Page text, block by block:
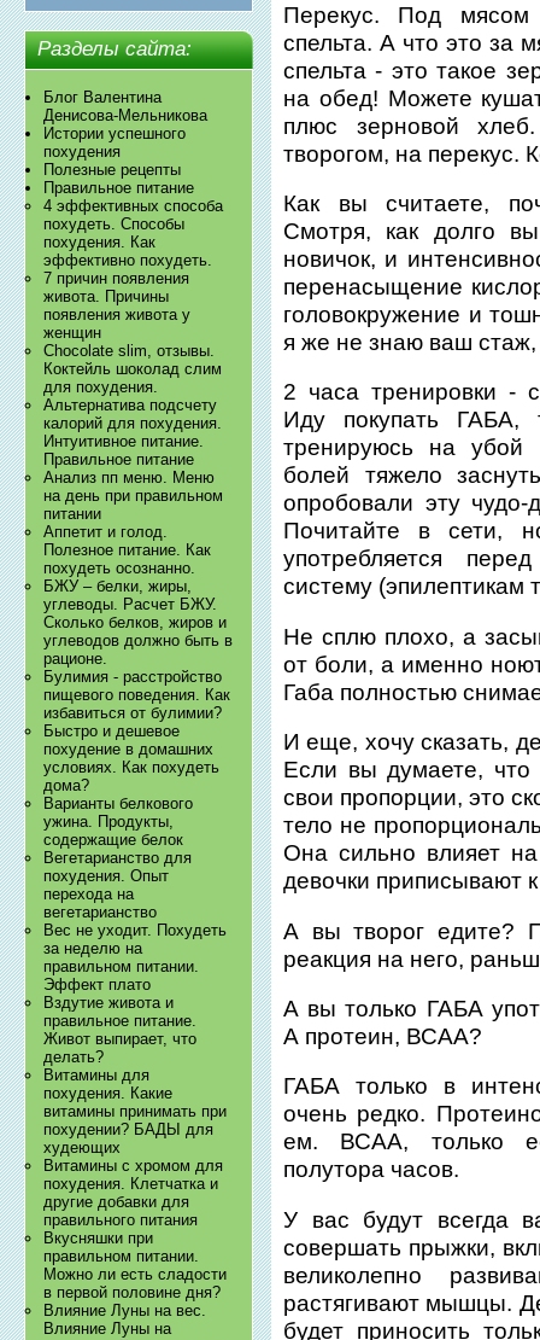
Разделы сайта:
Блог Валентина
Денисова-Мельникова
Истории успешного
похудения
Полезные рецепты
Правильное питание
4 эффективных способа
похудеть. Способы
похудения. Как
эффективно похудеть.
7 причин появления
живота. Причины
появления живота у
женщин
Chocolate slim, отзывы.
Коктейль шоколад слим
для похудения.
Альтернатива подсчету
калорий для похудения.
Интуитивное питание.
Правильное питание
Анализ пп меню. Меню
на день при правильном
питании
Аппетит и голод.
Полезное питание. Как
похудеть осознанно.
БЖУ – белки, жиры,
углеводы. Расчет БЖУ.
Сколько белков, жиров и
углеводов должно быть в
рационе.
Булимия - расстройство
пищевого поведения. Как
избавиться от булимии?
Быстро и дешевое
похудение в домашних
условиях. Как похудеть
дома?
Варианты белкового
ужина. Продукты,
содержащие белок
Вегетарианство для
похудения. Опыт
перехода на
вегетарианство
Вес не уходит. Похудеть
за неделю на
правильном питании.
Эффект плато
Вздутие живота и
правильное питание.
Живот выпирает, что
делать?
Витамины для
похудения. Какие
витамины принимать при
похудении? БАДЫ для
худеющих
Витамины с хромом для
похудения. Клетчатка и
другие добавки для
правильного питания
Вкусняшки при
правильном питании.
Можно ли есть сладости
в первой половине дня?
Влияние Луны на вес.
Влияние Луны на
Перекус. Под
спельта. А что это за
спельта - это такое
на обед! Можете
плюс зерновой
творогом, на перекус.
Как вы считаете,
Смотря, как долго
новичок, и
перенасыщение
головокружение и
я же не знаю ваш стаж,
2 часа тренировки -
Иду покупать
тренируюсь на убой
болей тяжело
опробовали эту
Почитайте в сети,
употребляется
систему (эпилептикам
Не сплю плохо, а
от боли, а именно
Габа полностью
И еще, хочу сказать,
Если вы думаете, что
свои пропорции, это
тело не
Она сильно влияет
девочки приписывают
А вы творог едите?
реакция на него,
А вы только ГАБА
А протеин, ВСАА?
ГАБА только в
очень редко.
ем. ВСАА, только
полутора часов.
У вас будут всегда
совершать прыжки,
великолепно
растягивают мышцы.
будет приносить